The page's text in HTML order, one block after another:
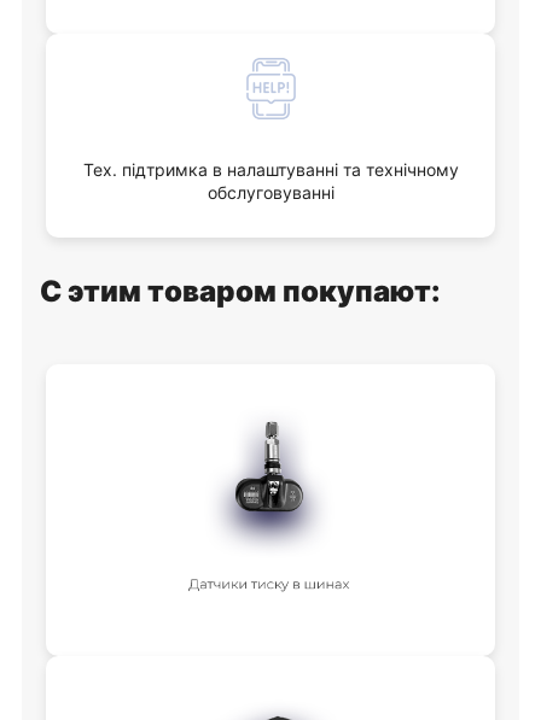
Тех. підтримка в налаштуванні та технічному
обслуговуванні
С этим товаром покупают: